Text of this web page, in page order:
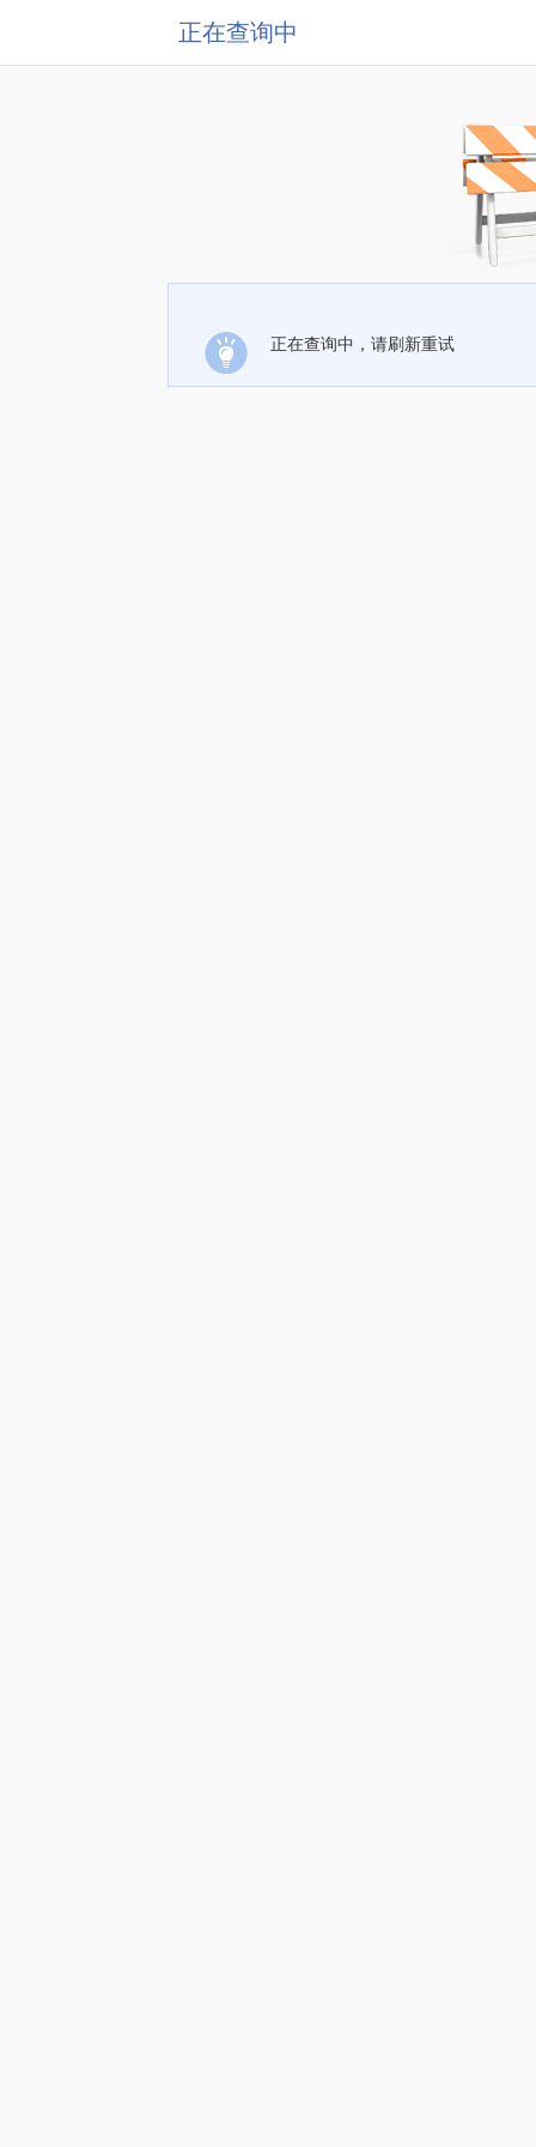
正在查询中
正在查询中，请刷新重试